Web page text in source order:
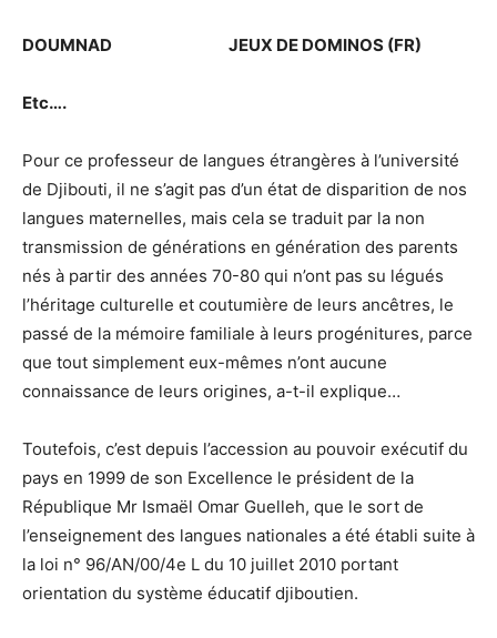
DOUMNAD JEUX DE DOMINOS (FR)
Etc….
Pour ce professeur de langues étrangères à l’université
de Djibouti, il ne s’agit pas d’un état de disparition de nos
langues maternelles, mais cela se traduit par la non
transmission de générations en génération des parents
nés à partir des années 70-80 qui n’ont pas su légués
l’héritage culturelle et coutumière de leurs ancêtres, le
passé de la mémoire familiale à leurs progénitures, parce
que tout simplement eux-mêmes n’ont aucune
connaissance de leurs origines, a-t-il explique…
Toutefois, c’est depuis l’accession au pouvoir exécutif du
pays en 1999 de son Excellence le président de la
République Mr Ismaël Omar Guelleh, que le sort de
l’enseignement des langues nationales a été établi suite à
la loi n° 96/AN/00/4e L du 10 juillet 2010 portant
orientation du système éducatif djiboutien.